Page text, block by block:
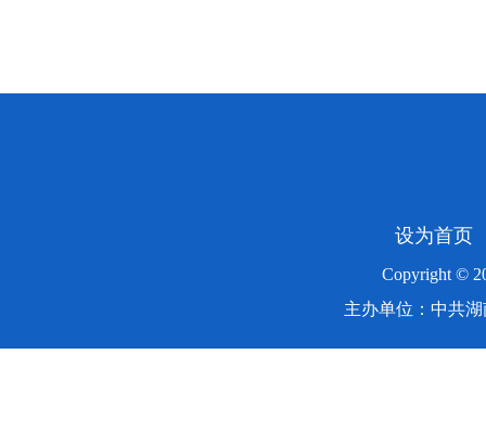
设为首页
Copyright ©
主办单位：中共